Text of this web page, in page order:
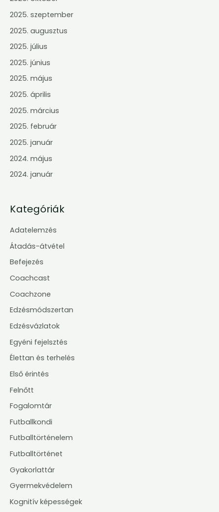
2025. szeptember
2025. augusztus
2025. július
2025. június
2025. május
2025. április
2025. március
2025. február
2025. január
2024. május
2024. január
Kategóriák
Adatelemzés
Átadás-átvétel
Befejezés
Coachcast
Coachzone
Edzésmódszertan
Edzésvázlatok
Egyéni fejelsztés
Élettan és terhelés
Első érintés
Felnőtt
Fogalomtár
Futballkondi
Futballtörténelem
Futballtörténet
Gyakorlattár
Gyermekvédelem
Kognitív képességek